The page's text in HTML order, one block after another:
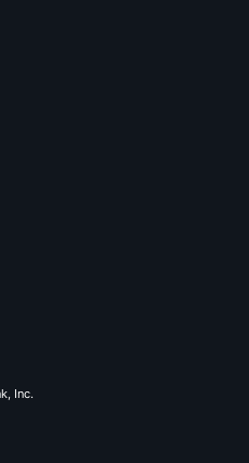
Inc.